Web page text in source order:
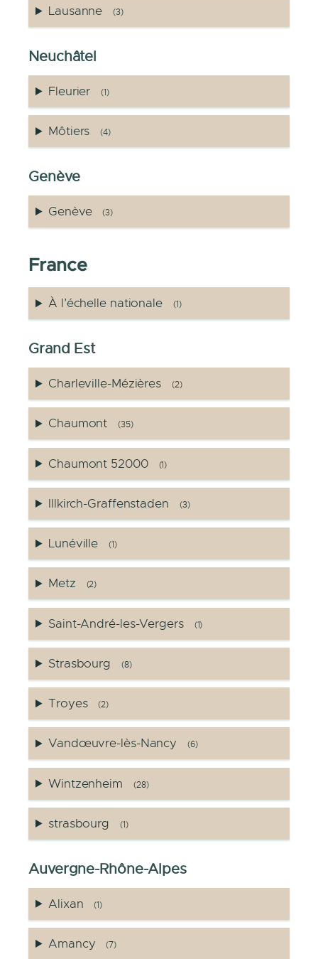
Lausanne (3)
Neuchâtel
Fleurier (1)
Môtiers (4)
Genève
Genève (3)
France
À l’échelle nationale (1)
Grand Est
Charleville-Mézières (2)
Chaumont (35)
Chaumont 52000 (1)
Illkirch-Graffenstaden (3)
Lunéville (1)
Metz (2)
Saint-André-les-Vergers (1)
Strasbourg (8)
Troyes (2)
Vandœuvre-lès-Nancy (6)
Wintzenheim (28)
strasbourg (1)
Auvergne-Rhône-Alpes
Alixan (1)
Amancy (7)